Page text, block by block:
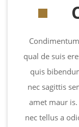
qual de suis
quis
nec sagittis
amet maur
nec tellus a